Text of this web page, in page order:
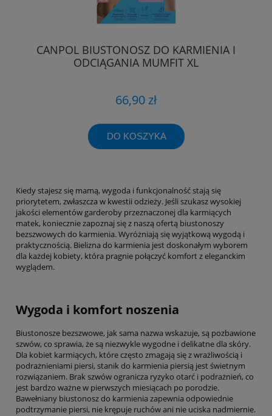
CANPOL BIUSTONOSZ DO KARMIENIA I
ODCIĄGANIA MUMFIT XL
66,90 zł
DO KOSZYKA
Kiedy stajesz się mamą, wygoda i funkcjonalność stają się
priorytetem, zwłaszcza w kwestii odzieży. Jeśli szukasz wysokiej
jakości elementów garderoby przeznaczonej dla karmiących
matek, koniecznie zapoznaj się z naszą ofertą biustonoszy
bezszwowych do karmienia. Wyróżniają się wyjątkową wygodą i
praktycznością. Bielizna do karmienia jest doskonałym wyborem
dla każdej kobiety, która pragnie połączyć komfort z eleganckim
wyglądem.
Wygoda i komfort noszenia
Biustonosze bezszwowe, jak sama nazwa wskazuje, są pozbawione
szwów, co sprawia, że są niezwykle wygodne i delikatne dla skóry.
Dla kobiet karmiących, które często zmagają się z wrażliwością i
podrażnieniami piersi, stanik do karmienia piersią jest świetnym
rozwiązaniem. Brak szwów ogranicza ryzyko otarć i podrażnień, co
jest bardzo ważne w pierwszych miesiącach po porodzie.
Bawełniany biustonosz do karmienia zapewnia odpowiednie
podtrzymanie piersi, nie krępuje ruchów ani nie uciska nadmiernie.